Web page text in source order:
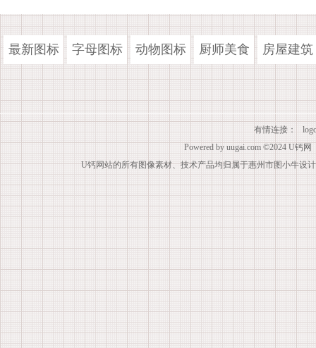
最新图标 字母图标 动物图标 厨师美食 房屋建筑
有情连接：
Powered by uugai.com ©2024 U钙网
U钙网站的所有图像素材、技术产品均归属于惠州市图小牛设